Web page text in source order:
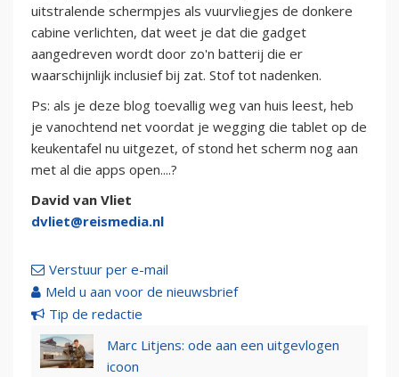
uitstralende schermpjes als vuurvliegjes de donkere
cabine verlichten, dat weet je dat die gadget
aangedreven wordt door zo'n batterij die er
waarschijnlijk inclusief bij zat. Stof tot nadenken.
Ps: als je deze blog toevallig weg van huis leest, heb
je vanochtend net voordat je wegging die tablet op de
keukentafel nu uitgezet, of stond het scherm nog aan
met al die apps open....?
David van Vliet
dvliet@reismedia.nl
Verstuur per e-mail
Meld u aan voor de nieuwsbrief
Tip de redactie
Marc Litjens: ode aan een uitgevlogen
icoon